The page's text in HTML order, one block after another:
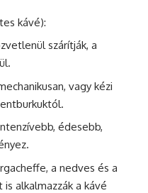
kávé):
szárítják, a
vagy kézi
édesebb,
a nedves és a
alkalmazzák a kávé